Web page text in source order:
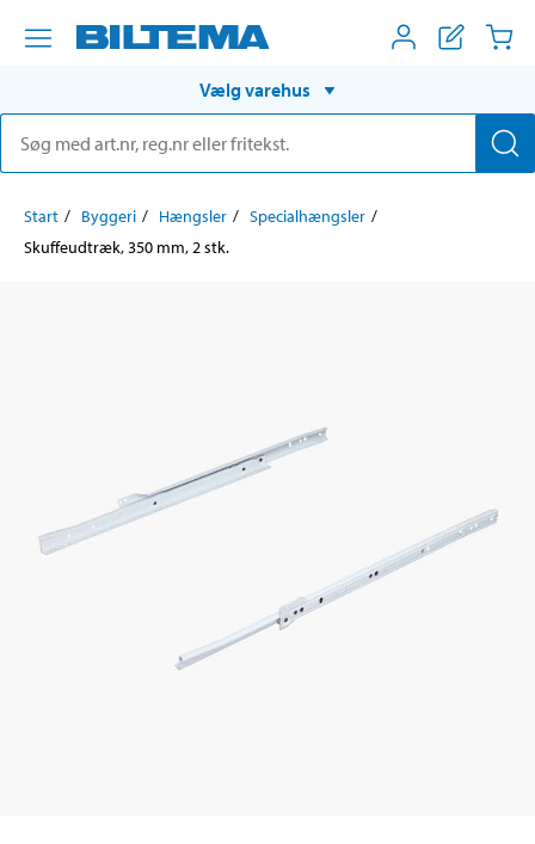
Vælg varehus
Start Byggeri Hængsler
Specialhængsler
Skuffeudtræk, 350 mm, 2 stk.